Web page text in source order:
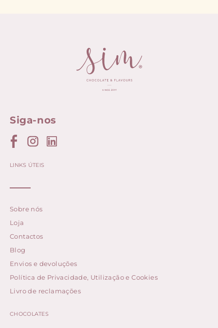
Siga-nos
LINKS ÚTEIS
Sobre nós
Loja
Contactos
Blog
Envios e devoluções
Política de Privacidade, Utilização e Cookies
Livro de reclamações
CHOCOLATES